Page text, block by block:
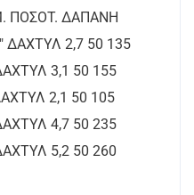
ΠΟΣΟT. ΔΑΠΑΝΗ
ΔΑΧΤΥΛ 2,7 50 135
3,1 50 155
2,1 50 105
4,7 50 235
5,2 50 260